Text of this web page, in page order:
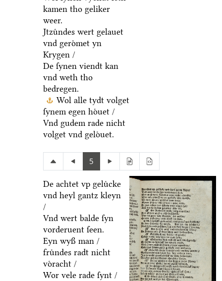
kamen tho geliker
weer.
Jtzuͤndes wert gelauet
vnd geroͤmet yn
Krygen /
De ſynen viendt kan
vnd weth tho
bedregen.
Wol alle tydt volget
ſynem egen hoͤuet /
Vnd gudem rade nicht
volget vnd geloͤuet.
5
De achtet vp geluͤcke
vnd heyl gantz kleyn
/
Vnd wert balde ſyn
vorderuent ſeen.
Eyn wyß man /
fruͤndes radt nicht
voͤracht /
Wor vele rade ſynt /